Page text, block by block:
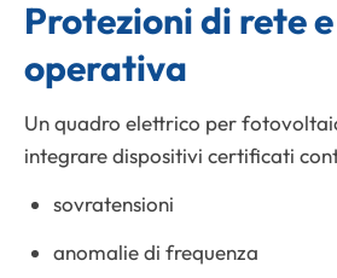
Protezioni di rete
operativa
Un quadro elettrico per
integrare dispositivi certificati
sovratensioni
anomalie di frequenza